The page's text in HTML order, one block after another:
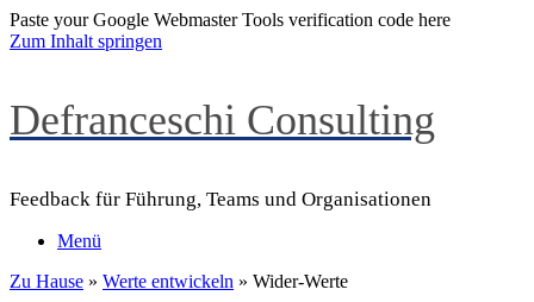
Paste your Google Webmaster Tools verification code here
Zum Inhalt springen
Defranceschi Consulting
Feedback für Führung, Teams und Organisationen
Menü
Zu Hause » Werte entwickeln » Wider-Werte